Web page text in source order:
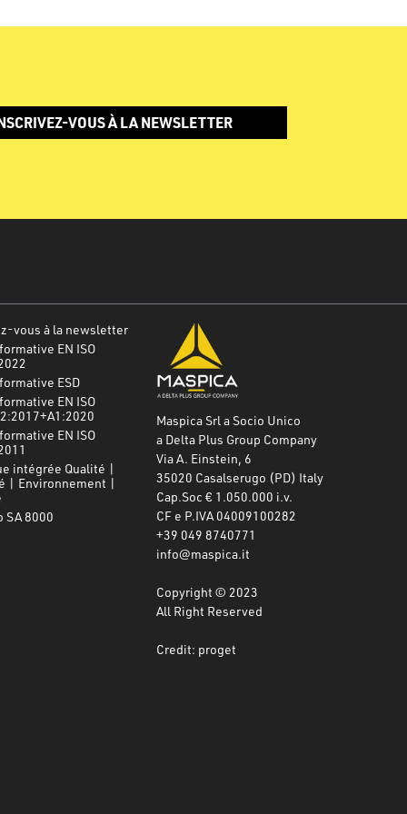
VOUS À LA NEWSLETTER
vous à la newsletter
EN ISO
ESD
EN ISO
EN ISO
intégrée Qualité |
| Environnement |
SA 8000
Maspica Srl a Socio Unico
a Delta Plus Group Company
Via A. Einstein, 6
35020 Casalserugo (PD) Italy
Cap.Soc € 1.050.000 i.v.
CF e P.IVA 04009100282
+39 049 8740771
info@maspica.it
Copyright © 2023
All Right Reserved
Credit: proget